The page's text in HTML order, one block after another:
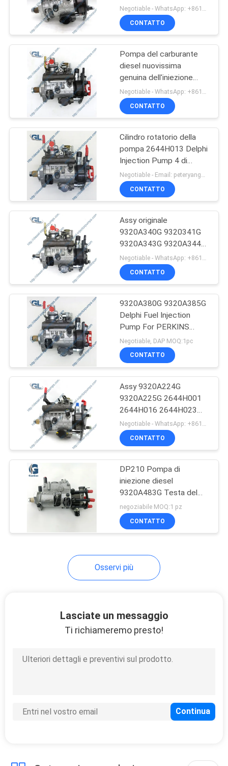
PREVENTIVO
MAPPA
SITO
POLITICA
SULLA
PRIVACY
Pump Diesel per
PERKINS 2644H023DT
Negotiable - WhatsApp: +8613717158643 MOQ:1PC
CONTATTO
Pompa del carburante
diesel nuovissima
genuina dell'iniezione
9320A200G 9320A202G
per PERKINS
2644H015TR
Negotiable - WhatsApp: +8613717158643 MOQ:1pc
CONTATTO
Cilindro rotatorio della
pompa 2644H013 Delphi
Injection Pump 4 di
iniezione di carburante di
9323A350G 9323A351G
236-8228
CONTATTO
Assy originale
9320A340G 9320341G
9320A343G 9320A344G
9320A345G 9320A348G
della pompa del
carburante di
VISTA 4T di PERKINS
CONTATTO
9320A380G 9320A385G
Delphi Fuel Injection
Pump For PERKINS
1104C-44T
Negotiable, DAP MOQ:1pc
CONTATTO
Assy 9320A224G
9320A225G 2644H001
2644H016 2644H023
2644H605 della pompa
del carburante di
V9320A225G 2644H012
Negotiable - WhatsApp: +8613717158643 MOQ:1pc
CONTATTO
DP210 Pompa di
iniezione diesel
9320A483G Testa del
rotore 7189-376L Per
PERKINS 1104C-44TA
2644H041
negoziabile MOQ:1 pz
CONTATTO
Osservi più
Lasciate un messaggio
Ti richiameremo presto!